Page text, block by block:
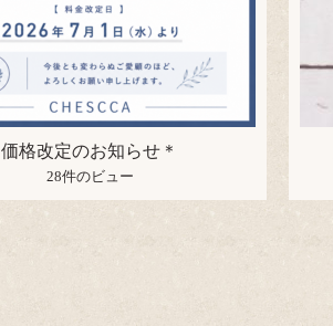
価格改定のお知らせ＊
28件のビュー